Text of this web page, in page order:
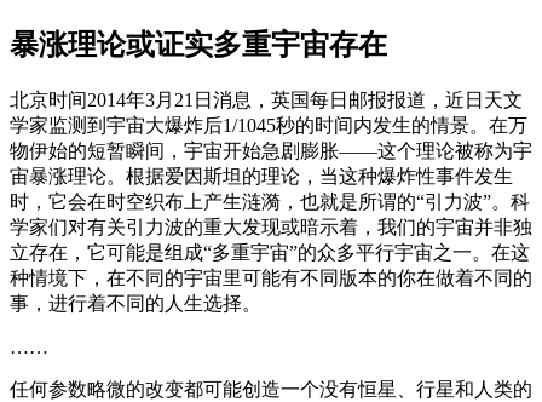
暴涨理论或证实多重宇宙存在
北京时间2014年3月21日消息，英国每日邮报报道，近日天文
学家监测到宇宙大爆炸后1/1045秒的时间内发生的情景。在万
物伊始的短暂瞬间，宇宙开始急剧膨胀——这个理论被称为宇
宙暴涨理论。根据爱因斯坦的理论，当这种爆炸性事件发生
时，它会在时空织布上产生涟漪，也就是所谓的“引力波”。科
学家们对有关引力波的重大发现或暗示着，我们的宇宙并非独
立存在，它可能是组成“多重宇宙”的众多平行宇宙之一。在这
种情境下，在不同的宇宙里可能有不同版本的你在做着不同的
事，进行着不同的人生选择。
……
任何参数略微的改变都可能创造一个没有恒星、行星和人类的